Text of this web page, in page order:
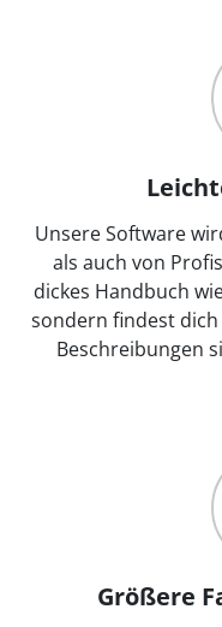
Unsere Software
als auch von
dickes Handbuch
sondern findest
Beschreibungen
Größere